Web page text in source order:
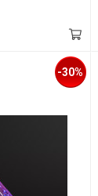
-30%